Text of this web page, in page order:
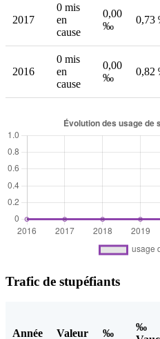
2017
0 mis
en
cause
0,00
‰
2016
0 mis
en
cause
0,00
‰
Trafic de stupéfiants
Année Valeur ‰
‰